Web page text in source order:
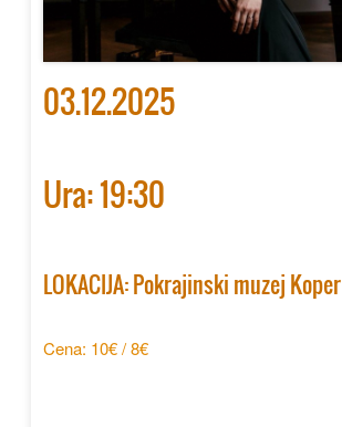
03.12.2025
Ura: 19:30
LOKACIJA: Pokrajinski muzej Koper
Cena: 10€ / 8€